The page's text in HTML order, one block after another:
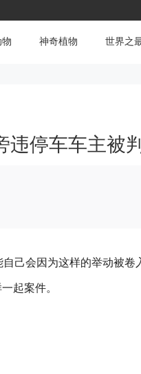
神奇植物 世界之
违停车车主被
己会因为这样的举动被卷
起案件。